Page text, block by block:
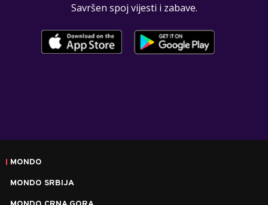
Savršen spoj vijesti i zabave.
MONDO
MONDO SRBIJA